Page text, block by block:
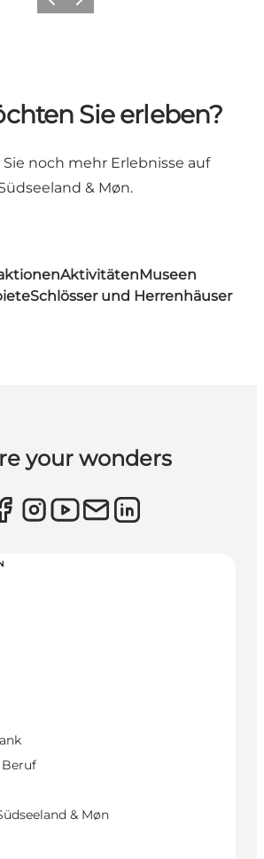
ZurückWeiter
Sie erleben?
noch mehr Erlebnisse auf
& Møn.
AktivitätenMuseen
Schlösser und Herrenhäuser
your wonders
& Møn